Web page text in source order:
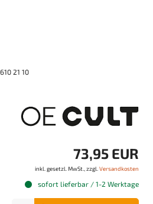
21 10
73,95 EUR
inkl. gesetzl. MwSt., zzgl. Versandkosten
sofort lieferbar / 1-2 Werktage